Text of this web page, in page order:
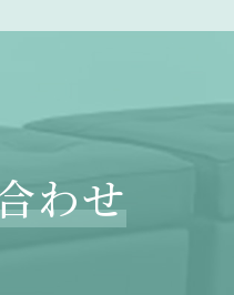
わせ